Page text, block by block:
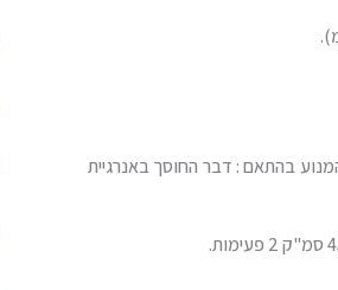
בהתאם : דבר החוסך באנרגיית